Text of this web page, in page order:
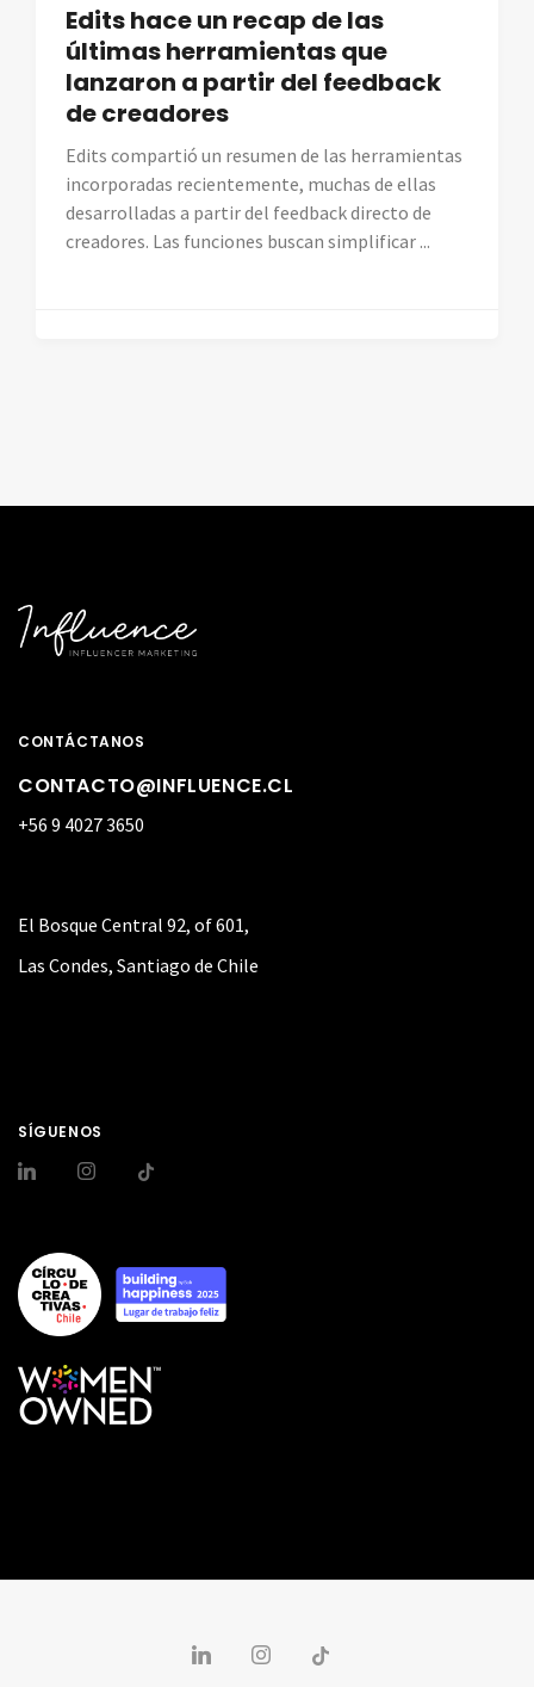
Edits hace un recap de las
últimas herramientas que
lanzaron a partir del feedback
de creadores
Edits compartió un resumen de las herramientas
incorporadas recientemente, muchas de ellas
desarrolladas a partir del feedback directo de
creadores. Las funciones buscan simplificar ...
CONTÁCTANOS
CONTACTO@INFLUENCE.CL
+56 9 4027 3650
El Bosque Central 92, of 601,
Las Condes, Santiago de Chile
SÍGUENOS